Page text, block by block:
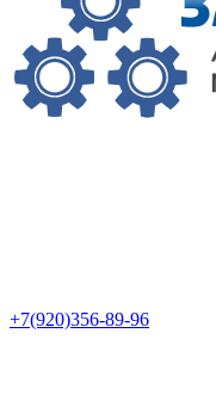
+7(920)356-89-96